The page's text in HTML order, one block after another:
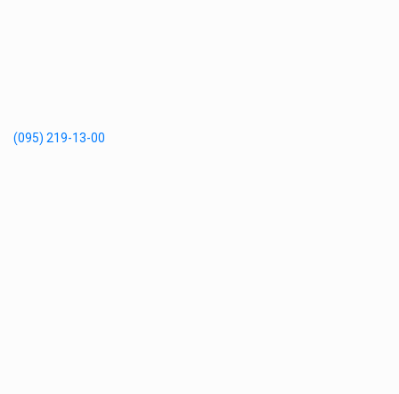
(095) 219-13-00